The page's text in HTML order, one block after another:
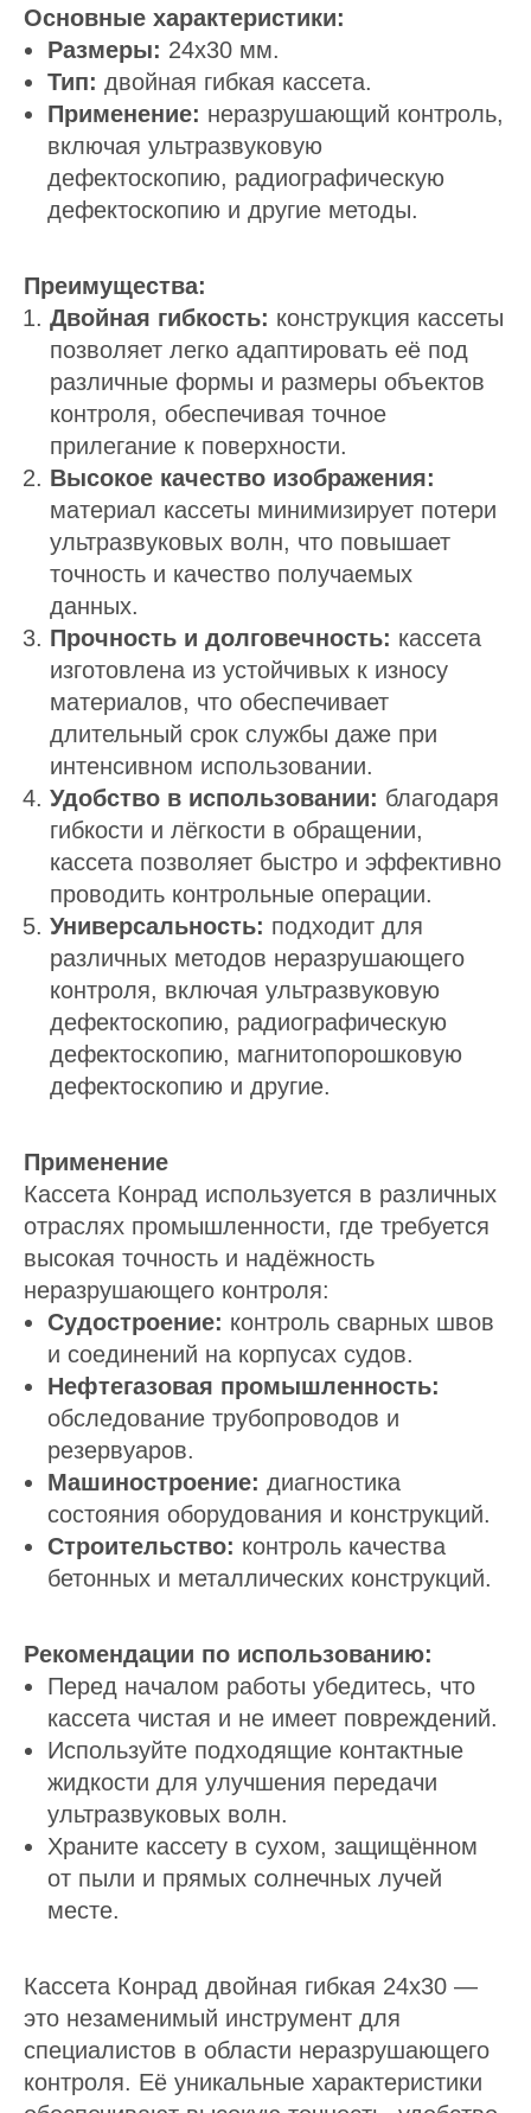
Основные характеристики:
Размеры: 24х30 мм.
Тип: двойная гибкая кассета.
Применение: неразрушающий контроль,
включая ультразвуковую
дефектоскопию, радиографическую
дефектоскопию и другие методы.
Преимущества:
Двойная гибкость: конструкция кассеты
позволяет легко адаптировать её под
различные формы и размеры объектов
контроля, обеспечивая точное
прилегание к поверхности.
Высокое качество изображения:
материал кассеты минимизирует потери
ультразвуковых волн, что повышает
точность и качество получаемых
данных.
Прочность и долговечность: кассета
изготовлена из устойчивых к износу
материалов, что обеспечивает
длительный срок службы даже при
интенсивном использовании.
Удобство в использовании: благодаря
гибкости и лёгкости в обращении,
кассета позволяет быстро и эффективно
проводить контрольные операции.
Универсальность: подходит для
различных методов неразрушающего
контроля, включая ультразвуковую
дефектоскопию, радиографическую
дефектоскопию, магнитопорошковую
дефектоскопию и другие.
Применение
Кассета Конрад используется в различных
отраслях промышленности, где требуется
высокая точность и надёжность
неразрушающего контроля:
Судостроение: контроль сварных швов
и соединений на корпусах судов.
Нефтегазовая промышленность:
обследование трубопроводов и
резервуаров.
Машиностроение: диагностика
состояния оборудования и конструкций.
Строительство: контроль качества
бетонных и металлических конструкций.
Рекомендации по использованию:
Перед началом работы убедитесь, что
кассета чистая и не имеет повреждений.
Используйте подходящие контактные
жидкости для улучшения передачи
ультразвуковых волн.
Храните кассету в сухом, защищённом
от пыли и прямых солнечных лучей
месте.
Кассета Конрад двойная гибкая 24х30 —
это незаменимый инструмент для
специалистов в области неразрушающего
контроля. Её уникальные характеристики